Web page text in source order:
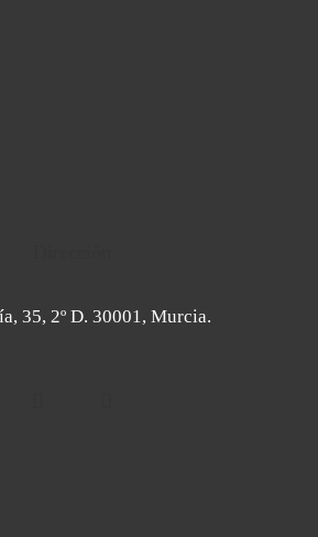
35, 2º D. 30001, Murcia.